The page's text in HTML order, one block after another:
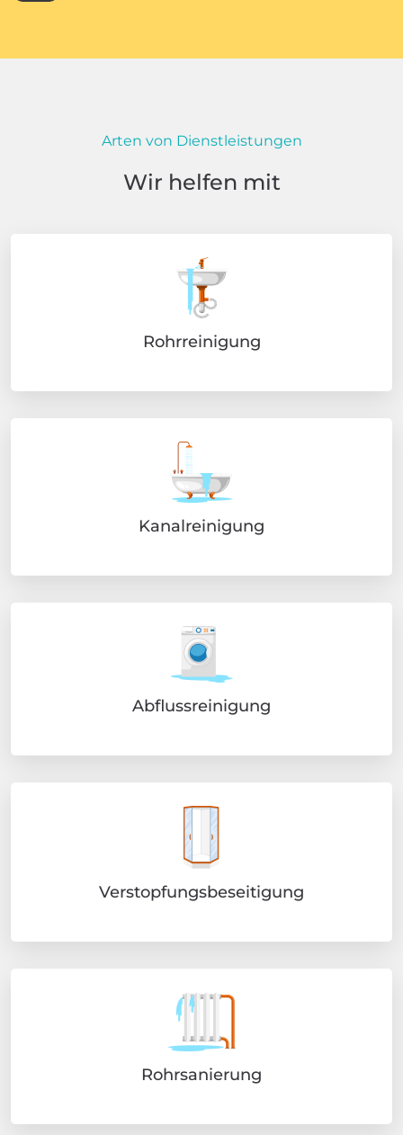
Arten von Dienstleistungen
Wir helfen mit
Rohrreinigung
Kanalreinigung
Abflussreinigung
Verstopfungsbeseitigung
Rohrsanierung